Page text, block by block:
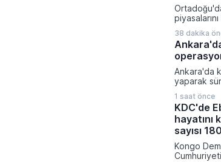
beklenirken
Adası'na
sonrası
dalgalanan
piyasadaki
doğrudan
38 dakika
Ankara'da
yaparak
yönelik
güçlerinin
yakalanan
edildikleri
hapsi
1 saat önce
KDC'de
hayatını
sayısı
Kongo